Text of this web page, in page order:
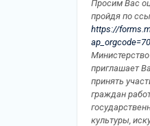
Просим Вас
пройдя по
https://
приглашает
принять
граждан
культуры,